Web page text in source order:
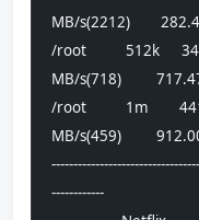
MB/s(2212)
/root         512k
MB/s(718)
/root         1m
MB/s(459)
------------